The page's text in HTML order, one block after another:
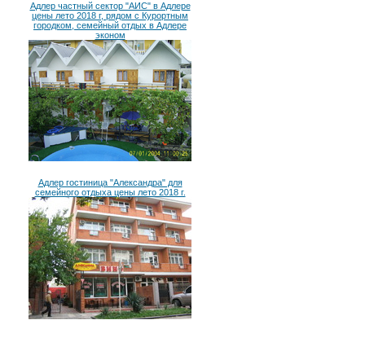
Адлер частный сектор "АИС" в Адлере
цены лето 2018 г, рядом с Курортным
городком, семейный отдых в Адлере
эконом
Адлер гостиница "Александра" для
семейного отдыха цены лето 2018 г.